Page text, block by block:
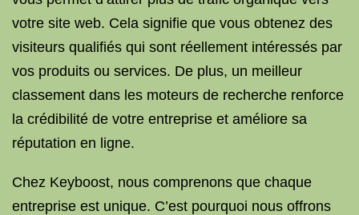
votre site web. Cela signifie que vous obtenez des
visiteurs qualifiés qui sont réellement intéressés par
vos produits ou services. De plus, un meilleur
classement dans les moteurs de recherche renforce
la crédibilité de votre entreprise et améliore sa
réputation en ligne.
Chez Keyboost, nous comprenons que chaque
entreprise est unique. C’est pourquoi nous offrons